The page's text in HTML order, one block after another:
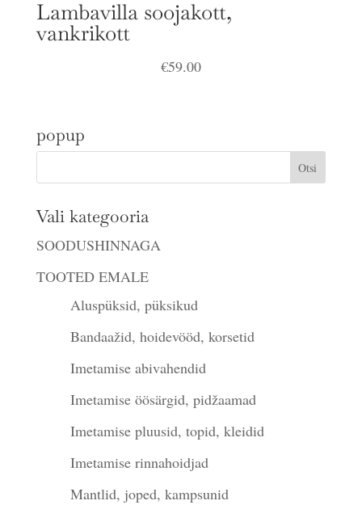
Lambavilla soojakott,
vankrikott
€59.00
popup
Vali kategooria
SOODUSHINNAGA
TOOTED EMALE
Aluspüksid, püksikud
Bandaažid, hoidevööd, korsetid
Imetamise abivahendid
Imetamise öösärgid, pidžaamad
Imetamise pluusid, topid, kleidid
Imetamise rinnahoidjad
Mantlid, joped, kampsunid